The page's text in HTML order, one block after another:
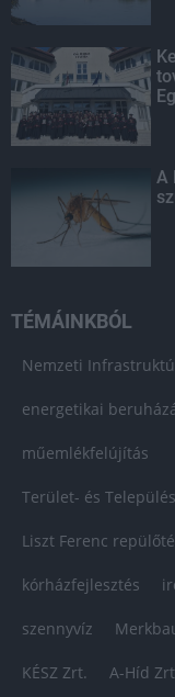
A
TÉMÁINKBÓL
Nemzeti
energetikai
műemlékfelújítás
Terület- és
Liszt Ferenc
kórházfejlesztés
szennyvíz
KÉSZ Zrt. A-Híd